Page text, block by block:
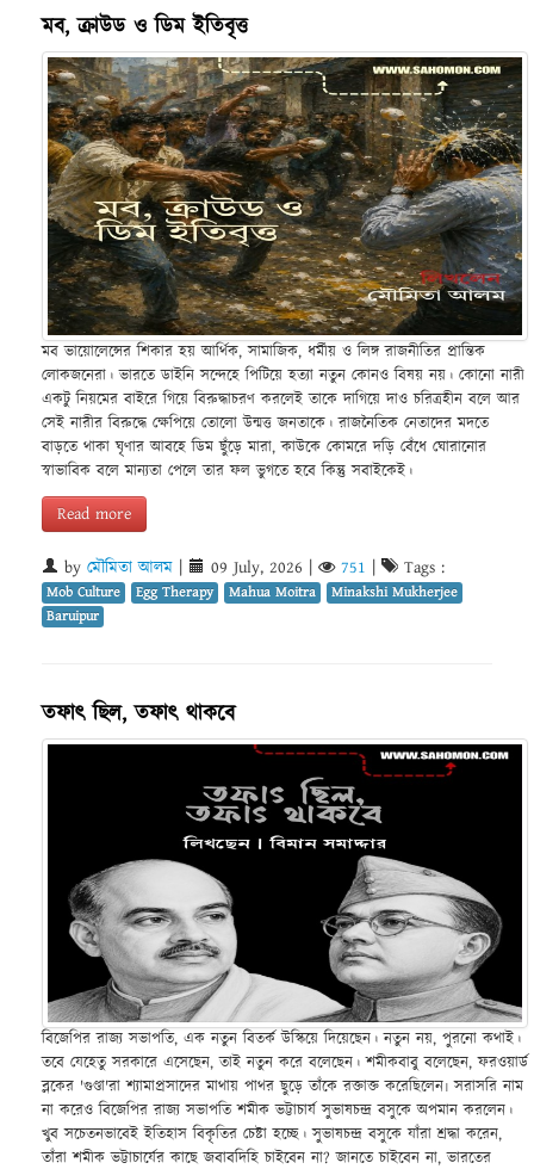
মব, ক্রাউড ও ডিম ইতিবৃত্ত
মব ভায়োলেন্সের শিকার হয় আর্থিক, সামাজিক, ধর্মীয় ও লিঙ্গ রাজনীতির প্রান্তিক
লোকজনেরা। ভারতে ডাইনি সন্দেহে পিটিয়ে হত্যা নতুন কোনও বিষয় নয়। কোনো নারী
একটু নিয়মের বাইরে গিয়ে বিরুদ্ধাচরণ করলেই তাকে দাগিয়ে দাও চরিত্রহীন বলে আর
সেই নারীর বিরুদ্ধে ক্ষেপিয়ে তোলো উন্মত্ত জনতাকে। রাজনৈতিক নেতাদের মদতে
বাড়তে থাকা ঘৃণার আবহে ডিম ছুঁড়ে মারা, কাউকে কোমরে দড়ি বেঁধে ঘোরানোর
স্বাভাবিক বলে মান্যতা পেলে তার ফল ভুগতে হবে কিন্তু সবাইকেই।
Read more
by মৌমিতা আলম | 09 July, 2026 | 751 | Tags :
Mob Culture Egg Therapy Mahua Moitra
Minakshi Mukherjee
Baruipur
তফাৎ ছিল, তফাৎ থাকবে
বিজেপির রাজ্য সভাপতি, এক নতুন বিতর্ক উস্কিয়ে দিয়েছেন। নতুন নয়, পুরনো কথাই।
তবে যেহেতু সরকারে এসেছেন, তাই নতুন করে বলেছেন। শমীকবাবু বলেছেন, ফরওয়ার্ড
ব্লকের 'গুণ্ডা'রা শ্যামাপ্রসাদের মাথায় পাথর ছুড়ে তাঁকে রক্তাক্ত করেছিলেন৷ সরাসরি নাম
না করেও বিজেপির রাজ্য সভাপতি শমীক ভট্টাচার্য সুভাষচন্দ্র বসুকে অপমান করলেন।
খুব সচেতনভাবেই ইতিহাস বিকৃতির চেষ্টা হচ্ছে। সুভাষচন্দ্র বসুকে যাঁরা শ্রদ্ধা করেন,
তাঁরা শমীক ভট্টাচার্যের কাছে জবাবদিহি চাইবেন না? জানতে চাইবেন না, ভারতের